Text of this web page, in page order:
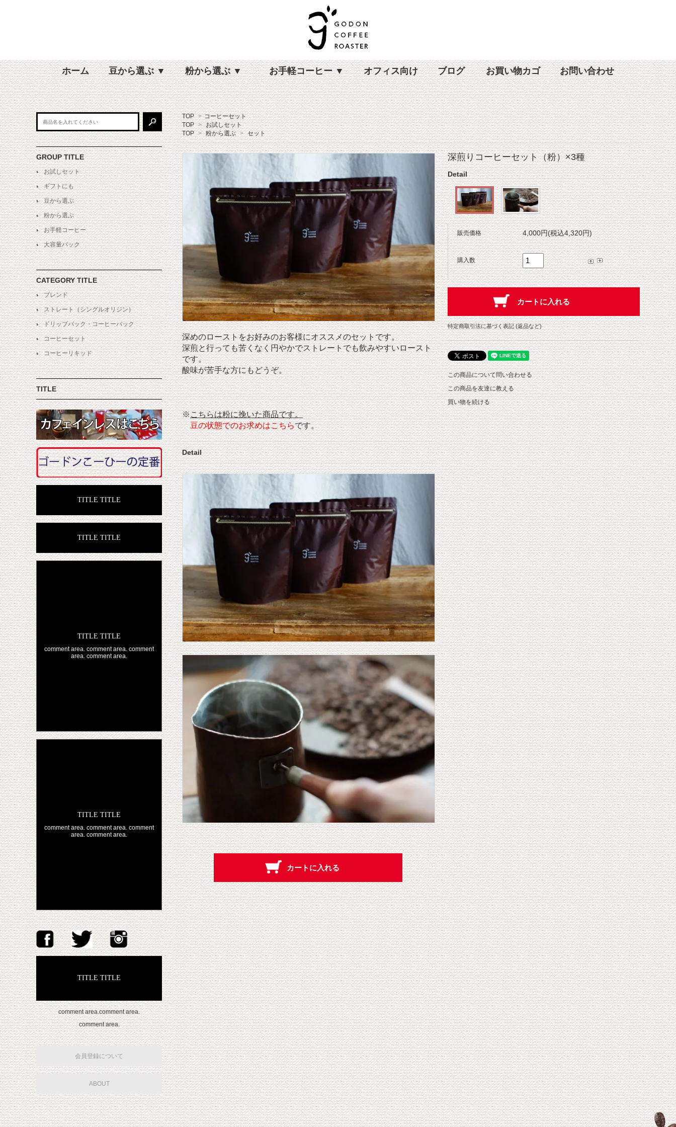
ホーム 豆から選ぶ ▼ 粉から選ぶ ▼ お手軽コーヒー ▼ オフィス向け ブログ お買い物カゴ お問い合わせ
TOP > コーヒーセット
TOP > お試しセット
TOP > 粉から選ぶ > セット
深煎りコーヒーセット（粉）×3種
Detail
販売価格 4,000円(税込4,320円)
購入数
特定商取引法に基づく表記 (返品など)
この商品について問い合わせる
この商品を友達に教える
買い物を続ける
深めのローストをお好みのお客様にオススメのセットです。
深煎と行っても苦くなく円やかでストレートでも飲みやすいロースト
です。
酸味が苦手な方にもどうぞ。
※こちらは粉に挽いた商品です。
豆の状態でのお求めはこちらです。
Detail
GROUP TITLE
お試しセット
ギフトにも
豆から選ぶ
粉から選ぶ
お手軽コーヒー
大容量パック
CATEGORY TITLE
ブレンド
ストレート（シングルオリジン）
ドリップバック・コーヒーバック
コーヒーセット
コーヒーリキッド
TITLE
TITLE TITLE
TITLE TITLE
TITLE TITLE
comment area. comment area. comment
area. comment area.
TITLE TITLE
comment area. comment area. comment
area. comment area.
TITLE TITLE
comment area.comment area.
comment area.
会員登録について
ABOUT